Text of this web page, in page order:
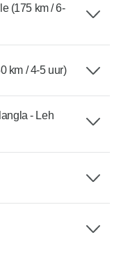
(175 km / 6-
km / 4-5 uur)
- Leh